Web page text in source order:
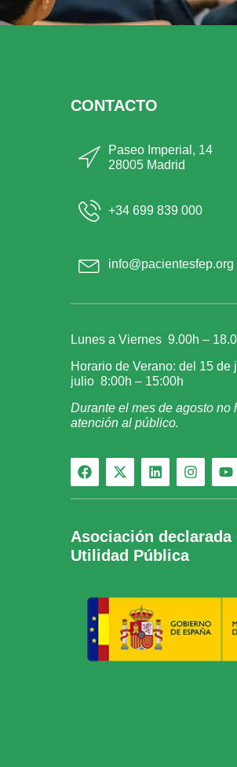
CONTACTO
Paseo Imperial, 14
28005 Madrid
+34 699 839 000
info@pacientesfep.org
Lunes a Viernes 9.00h –
Horario de Verano: del 15 de
julio 8:00h – 15:00h
Durante el mes de agosto no
atención al público.
Asociación declarada
Utilidad Pública